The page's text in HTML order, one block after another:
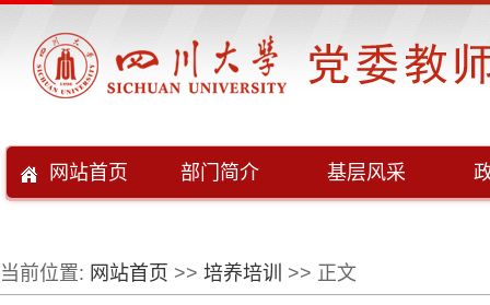
网站首页 部门简介 基层风采
当前位置: 网站首页 >> 培养培训 >> 正文